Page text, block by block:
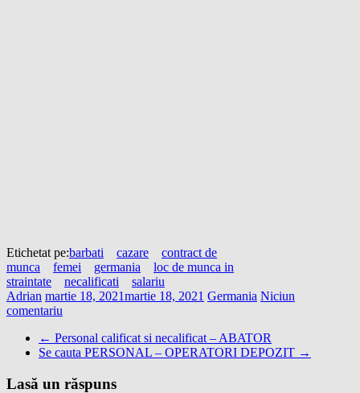
Etichetat pe:barbati cazare
contract de
munca
femei germania
loc de munca in
straintate
necalificati
salariu
Adrian martie 18, 2021martie 18, 2021 Germania Niciun
comentariu
← Personal calificat si necalificat – ABATOR
Se cauta PERSONAL – OPERATORI DEPOZIT →
Lasă un răspuns